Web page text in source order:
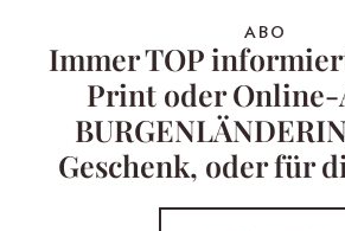
ABO
Immer TOP
Print oder Online-
Geschenk, oder für